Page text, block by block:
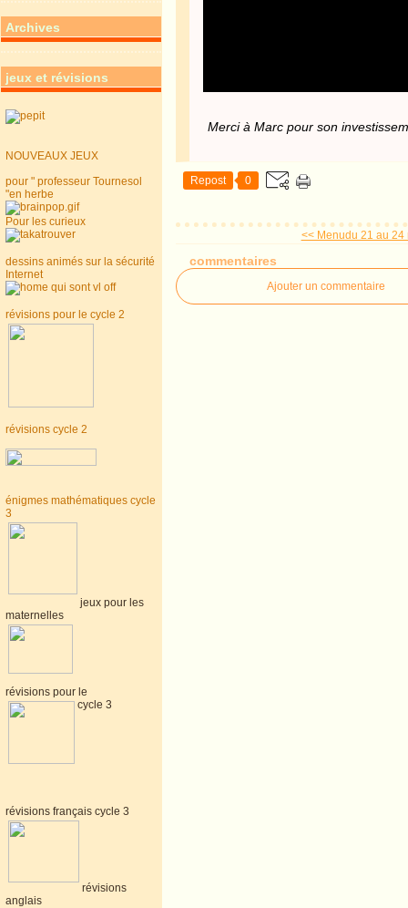
Archives
jeux et révisions
NOUVEAUX JEUX
pour " professeur Tournesol
"en herbe
Pour les curieux
dessins animés sur la sécurité
Internet
révisions pour le cycle 2
révisions cycle 2
énigmes mathématiques cycle
3
jeux pour les
maternelles
révisions pour le
cycle 3
révisions français cycle 3
révisions
anglais
Merci à Marc pour son
Repost 0
<< Menudu 21 au 24
commentaires
Ajouter un commentaire